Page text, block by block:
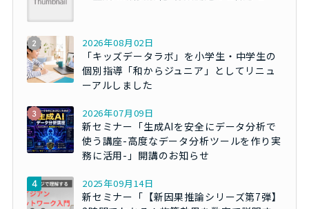
2026年08月02日
「キッズデータラボ」を小学生・中学生の
個別指導「和からジュニア」としてリニュ
ーアルしました
2026年07月09日
新セミナー「生成AIを安全にデータ分析で
使う講座-高度なデータ分析ツールを作り実
務に活用-」開講のお知らせ
2025年09月14日
新セミナー「【新因果推論シリーズ第7弾】